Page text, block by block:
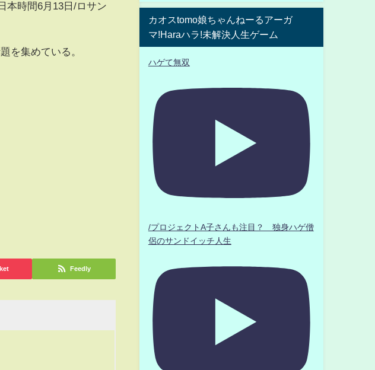
本時間6月13日/ロサン
を集めている。
Feedly
カオスtomo娘ちゃんねーるアーガ
マ!Haraハラ!未解決人生ゲーム
ハゲて無双
/プロジェクトA子さんも注目？ 独身ハゲ僧
侶のサンドイッチ人生